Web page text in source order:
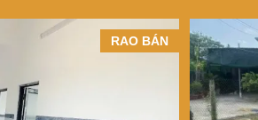
RAO BÁN